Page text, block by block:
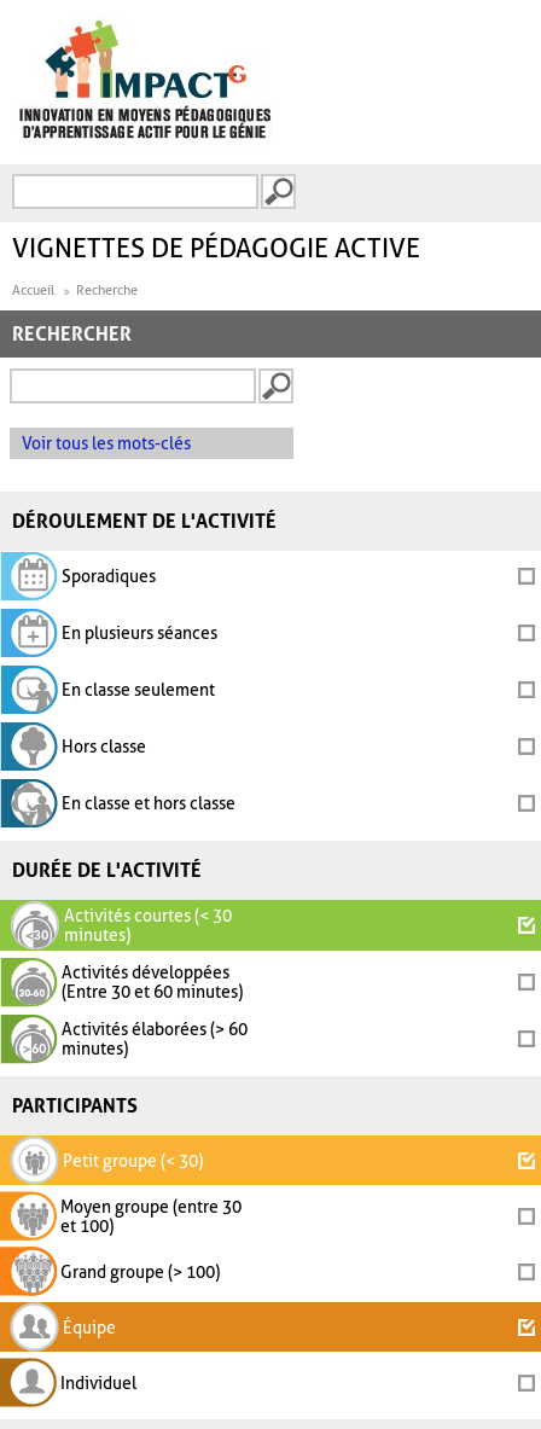
FORMULAIRE DE
VIGNETTES DE PÉDAGOGIE ACTIVE
Accueil Recherche
RECHERCHER
Voir tous les mots-clés
DÉROULEMENT DE L'ACTIVITÉ
Sporadiques
En plusieurs séances
En classe seulement
Hors classe
En classe et hors classe
DURÉE DE L'ACTIVITÉ
Activités courtes (< 30
minutes)
Activités développées
(Entre 30 et 60 minutes)
Activités élaborées (> 60
minutes)
PARTICIPANTS
Petit groupe (< 30)
Moyen groupe (entre 30
et 100)
Grand groupe (> 100)
Équipe
Individuel